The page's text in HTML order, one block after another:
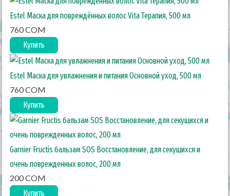
Estel Маска для повреждённых волос Vita Терапия, 500 мл
760 COM
Купить
Estel Маска для увлажнения и питания Основной уход, 500 мл
760 COM
Купить
Garnier Fructis бальзам SOS Восстановление, для секущихся и
очень поврежденных волос, 200 мл
200 COM
Купить